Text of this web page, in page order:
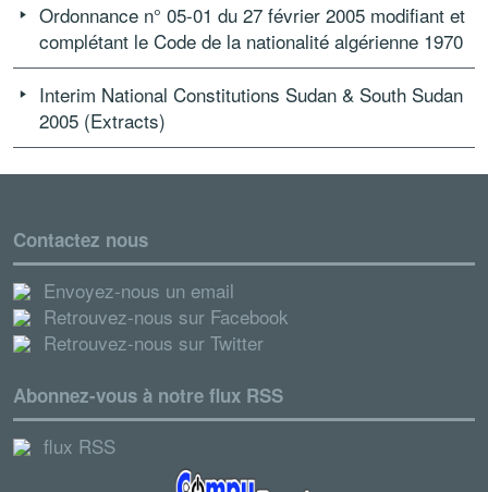
Ordonnance n° 05-01 du 27 février 2005 modifiant et
complétant le Code de la nationalité algérienne 1970
Interim National Constitutions Sudan & South Sudan
2005 (Extracts)
Contactez nous
Envoyez-nous un email
Retrouvez-nous sur Facebook
Retrouvez-nous sur Twitter
Abonnez-vous à notre flux RSS
flux RSS